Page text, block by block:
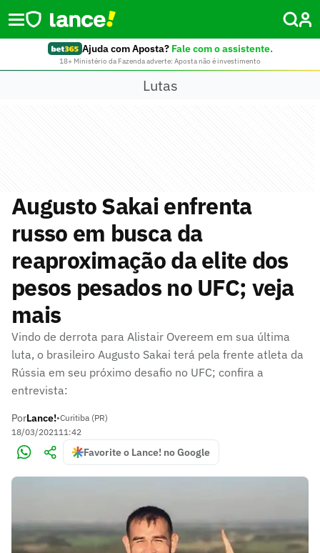
Ajuda com Aposta? Fale com o assistente.
18+ Ministério da Fazenda adverte: Aposta não é investimento
Lutas
Augusto Sakai enfrenta
russo em busca da
reaproximação da elite dos
pesos pesados no UFC; veja
mais
Vindo de derrota para Alistair Overeem em sua última
luta, o brasileiro Augusto Sakai terá pela frente atleta da
Rússia em seu próximo desafio no UFC; confira a
entrevista:
PorLance!•Curitiba (PR)
18/03/202111:42
Favorite o Lance! no Google